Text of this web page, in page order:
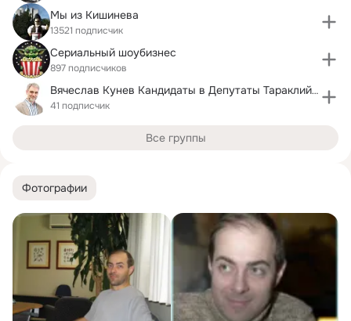
Фотографии
Мы из Кишинева
13521 подписчик
Сериальный шоубизнес
897 подписчиков
Вячеслав Кунев Кандидаты в Депутаты Тараклийского
41 подписчик
Все группы